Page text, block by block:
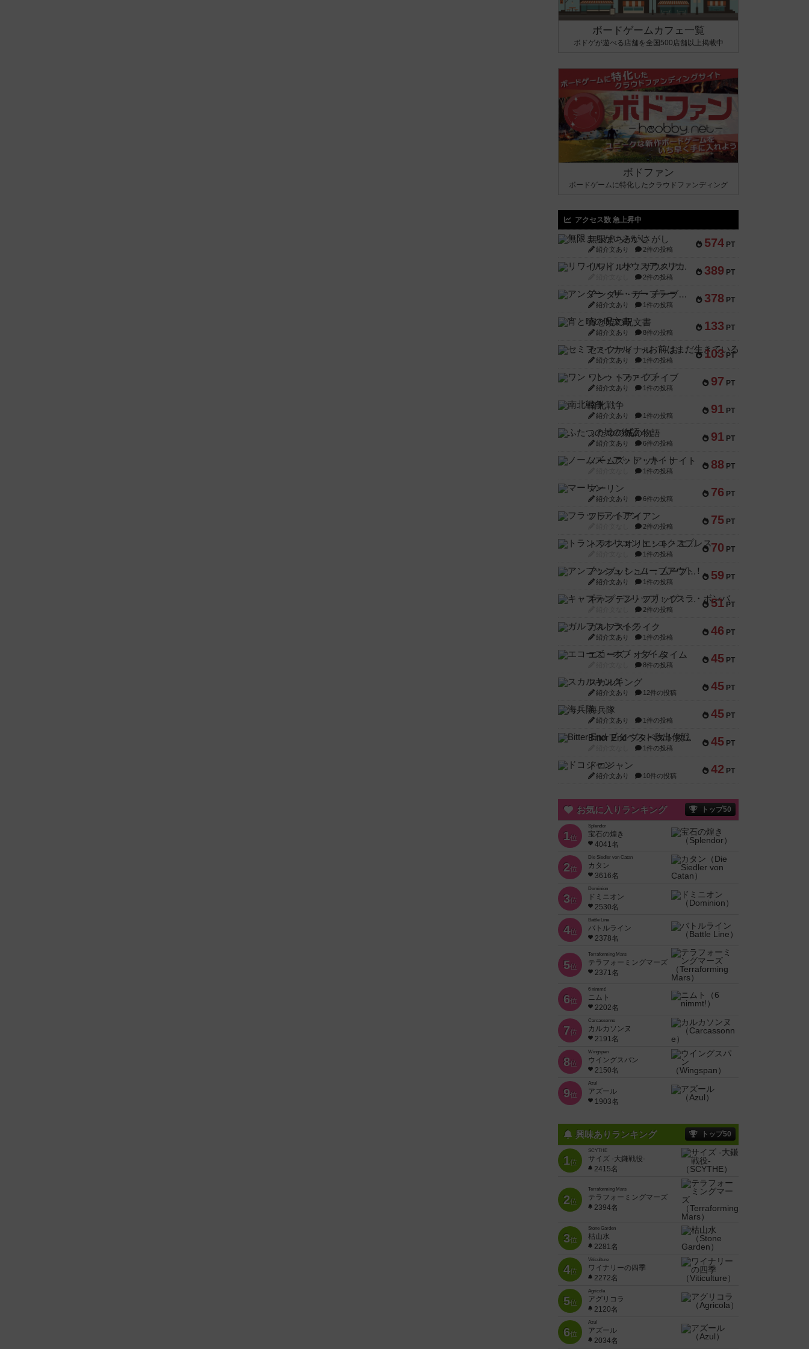
ボードゲームカフェ一覧
ボドゲが遊べる店舗を全国500店舗以上掲載中
ボドファン
ボードゲームに特化したクラウドファンディング
アクセス数 急上昇中
574 PT
無限まちがいさがし
紹介文あり 2件の投稿
389 PT
リワイルド：サウスアメリカ
2件の投稿
378 PT
アンダー・ザ・テーブラー
紹介文あり 1件の投稿
133 PT
宵と暁の呪文書
紹介文あり 8件の投稿
103 PT
セミファイナル ～お前はまだ生きている～
紹介文あり 1件の投稿
97 PT
ワン・トゥ・ファイブ
紹介文あり 1件の投稿
91 PT
南北戦争
紹介文あり 1件の投稿
91 PT
ふたつの城の物語
紹介文あり 6件の投稿
88 PT
ノームズ・アット・ナイト
1件の投稿
76 PT
マーリン
紹介文あり 6件の投稿
75 PT
フラットアイアン
2件の投稿
70 PT
トランスオリエント・エクスプレス
1件の投稿
59 PT
アンブッシュ！：ムーブアウト！
紹介文あり 1件の投稿
51 PT
キャプテン・フリップ：イスラ・ボンバ
2件の投稿
46 PT
ガルフストライク
紹介文あり 1件の投稿
45 PT
エコーズ・オブ・タイム
8件の投稿
45 PT
スカルキング
紹介文あり 12件の投稿
45 PT
海兵隊
紹介文あり 1件の投稿
45 PT
Bitter End ブタペスト救出作戦
1件の投稿
42 PT
ドコジャン
紹介文あり 10件の投稿
お気に入りランキング トップ50
1位
Splendor
宝石の煌き
4041名
2位
Die Siedler von Catan
カタン
3616名
3位
Dominion
ドミニオン
2530名
4位
Battle Line
バトルライン
2378名
5位
Terraforming Mars
テラフォーミングマーズ
2371名
6位
6 nimmt!
ニムト
2202名
7位
Carcassonne
カルカソンヌ
2191名
8位
Wingspan
ウイングスパン
2150名
9位
Azul
アズール
1903名
興味ありランキング トップ50
1位
SCYTHE
サイズ -大鎌戦役-
2415名
2位
Terraforming Mars
テラフォーミングマーズ
2394名
3位
Stone Garden
枯山水
2281名
4位
Viticulture
ワイナリーの四季
2272名
5位
Agricola
アグリコラ
2120名
6位
Azul
アズール
2034名